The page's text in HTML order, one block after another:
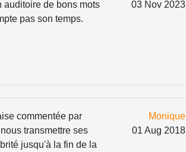
auditoire de bons mots
pas son temps.
03 Nov 2023
commentée par
transmettre ses
jusqu'à la fin de la
Monique
01 Aug 2018